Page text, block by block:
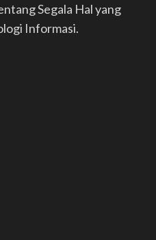
Segala Hal yang
Informasi.